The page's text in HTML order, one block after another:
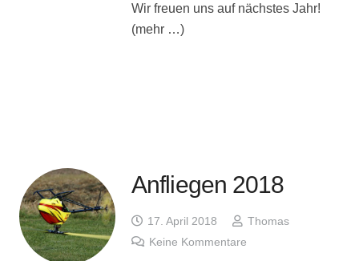
Wir freuen uns auf nächstes Jahr!
(mehr …)
Anfliegen 2018
17. April 2018
Thomas
Keine Kommentare